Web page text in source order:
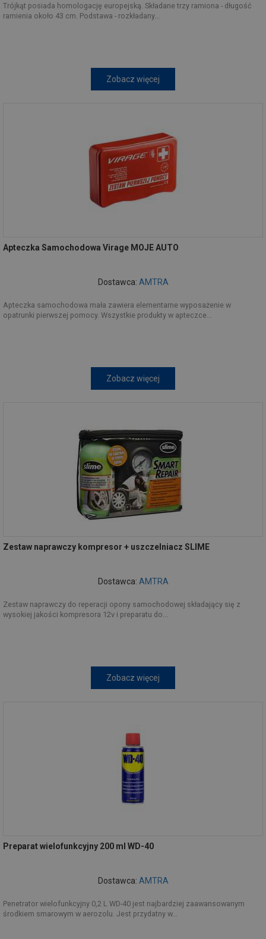
Trójkąt posiada homologację europejską. Składane trzy ramiona - długość
ramienia około 43 cm. Podstawa - rozkładany...
Zobacz więcej
Apteczka Samochodowa Virage MOJE AUTO
Dostawca: AMTRA
Apteczka samochodowa mała zawiera elementarne wyposażenie w
opatrunki pierwszej pomocy. Wszystkie produkty w apteczce...
Zobacz więcej
Zestaw naprawczy kompresor + uszczelniacz SLIME
Dostawca: AMTRA
Zestaw naprawczy do reperacji opony samochodowej składający się z
wysokiej jakości kompresora 12v i preparatu do...
Zobacz więcej
Preparat wielofunkcyjny 200 ml WD-40
Dostawca: AMTRA
Penetrator wielofunkcyjny 0,2 L WD-40 jest najbardziej zaawansowanym
środkiem smarowym w aerozolu. Jest przydatny w...